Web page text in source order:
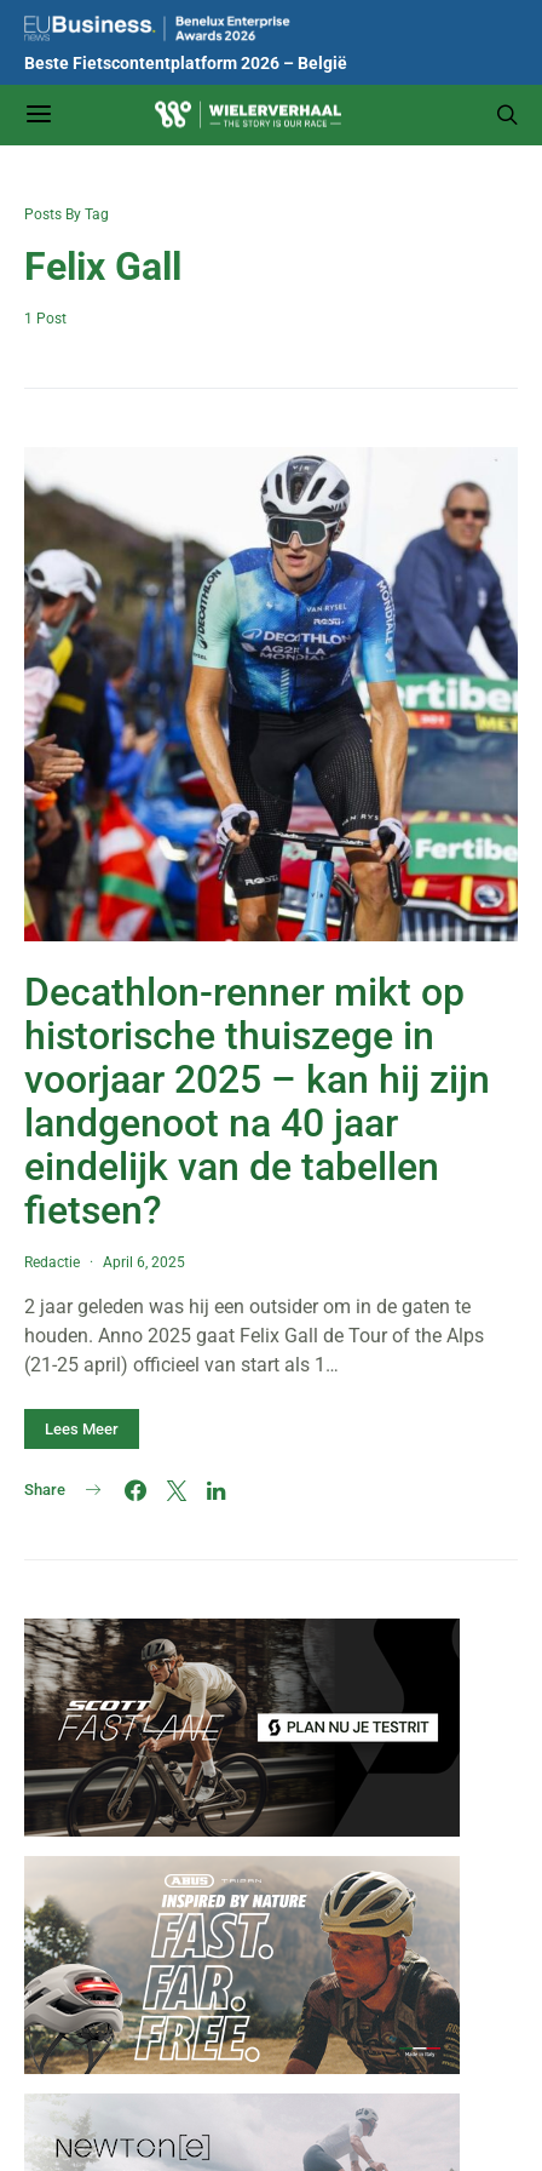
Beste Fietscontentplatform 2026 – België
Posts By Tag
Felix Gall
1 Post
Decathlon-renner mikt op
historische thuiszege in
voorjaar 2025 – kan hij zijn
landgenoot na 40 jaar
eindelijk van de tabellen
fietsen?
Redactie April 6, 2025
2 jaar geleden was hij een outsider om in de gaten te
houden. Anno 2025 gaat Felix Gall de Tour of the Alps
(21-25 april) officieel van start als 1…
Lees Meer
Share